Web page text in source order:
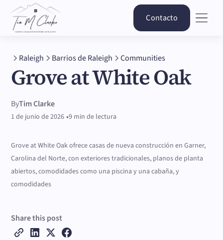
Contacto
Raleigh Barrios de Raleigh Communities
Grove at White Oak
ByTim Clarke
1 de junio de 2026 •9 min de lectura
Grove at White Oak ofrece casas de nueva construcción en Garner,
Carolina del Norte, con exteriores tradicionales, planos de planta
abiertos, comodidades como una piscina y una cabaña, y
comodidades
Share this post